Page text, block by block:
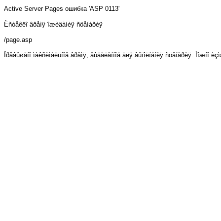
Active Server Pages ошибка 'ASP 0113'
Èñòåêëî âðåìÿ îæèäàíèÿ ñöåíàðèÿ
/page.asp
Ïðåâûøåíî ìàêñèìàëüíîå âðåìÿ, âûäåëåííîå äëÿ âûïîëíåíèÿ ñöåíàðèÿ. Ìîæíî